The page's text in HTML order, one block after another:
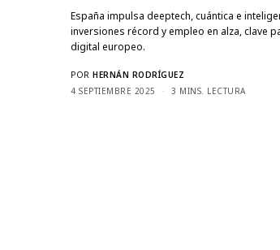
España impulsa deeptech, cuántica e
inversiones récord y empleo en alza, clave
digital europeo.
POR HERNÁN RODRÍGUEZ
4 SEPTIEMBRE 2025
3 MINS. LECTURA